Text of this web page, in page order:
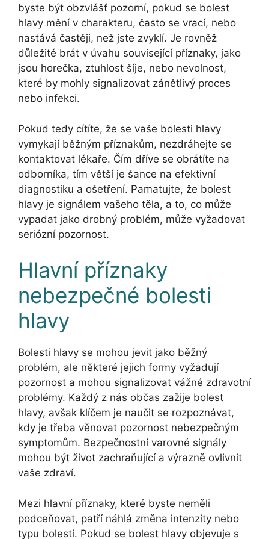
byste být obzvlášť pozorní, pokud se bolest
hlavy mění v charakteru, často se vrací, nebo
nastává častěji, než jste zvyklí. Je rovněž
důležité brát v úvahu související příznaky, jako
jsou horečka, ztuhlost šíje, nebo nevolnost,
které by mohly signalizovat zánětlivý proces
nebo infekci.
Pokud tedy cítíte, že se vaše bolesti hlavy
vymykají běžným příznakům, nezdráhejte se
kontaktovat lékaře. Čím dříve se obrátíte na
odborníka, tím větší je šance na efektivní
diagnostiku a ošetření. Pamatujte, že bolest
hlavy je signálem vašeho těla, a to, co může
vypadat jako drobný problém, může vyžadovat
seriózní pozornost.
Hlavní příznaky
nebezpečné bolesti
hlavy
Bolesti hlavy se mohou jevit jako běžný
problém, ale některé jejich formy vyžadují
pozornost a mohou signalizovat vážné zdravotní
problémy. Každý z nás občas zažije bolest
hlavy, avšak klíčem je naučit se rozpoznávat,
kdy je třeba věnovat pozornost nebezpečným
symptomům. Bezpečnostní varovné signály
mohou být život zachraňující a výrazně ovlivnit
vaše zdraví.
Mezi hlavní příznaky, které byste neměli
podceňovat, patří náhlá změna intenzity nebo
typu bolesti. Pokud se bolest hlavy objevuje s